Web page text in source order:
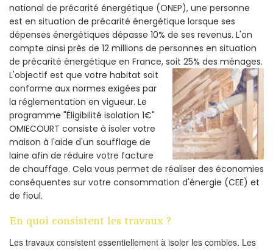
national de précarité énergétique (ONEP), une personne
est en situation de précarité énergétique lorsque ses
dépenses énergétiques dépasse 10% de ses revenus. L'on
compte ainsi près de 12 millions de personnes en situation
de précarité énergétique en France, soit 25% des ménages.
L'objectif est que votre habitat soit
conforme aux normes exigées par
la réglementation en vigueur. Le
programme "Éligibilité isolation 1€"
OMIECOURT consiste à isoler votre
maison à l'aide d'un soufflage de
laine afin de réduire votre facture
de chauffage. Cela vous permet de réaliser des économies
conséquentes sur votre consommation d'énergie (CEE) et
de fioul.
En quoi consistent les travaux ?
Les travaux consistent essentiellement à isoler les combles. Les